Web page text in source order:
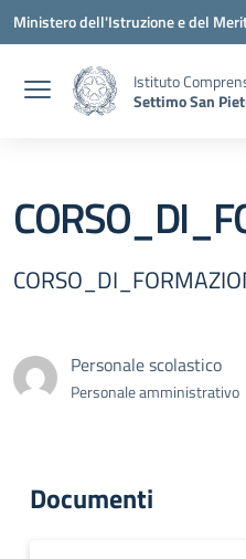
Vai ai contenuti
Vai al menu di navigazione
Vai al footer
Ministero dell'Istruzione e del
Istituto
Settimo San
Personale scolastico
Personale amministrativo
Documenti